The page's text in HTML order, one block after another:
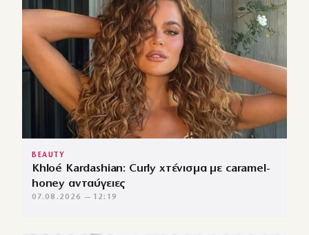
BEAUTY
Khloé Kardashian: Curly χτένισμα με caramel-
honey ανταύγειες
07.08.2026 — 12:19